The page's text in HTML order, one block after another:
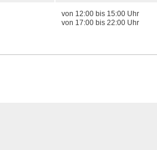
von 12:00 bis 15:00 Uhr
von 17:00 bis 22:00 Uhr